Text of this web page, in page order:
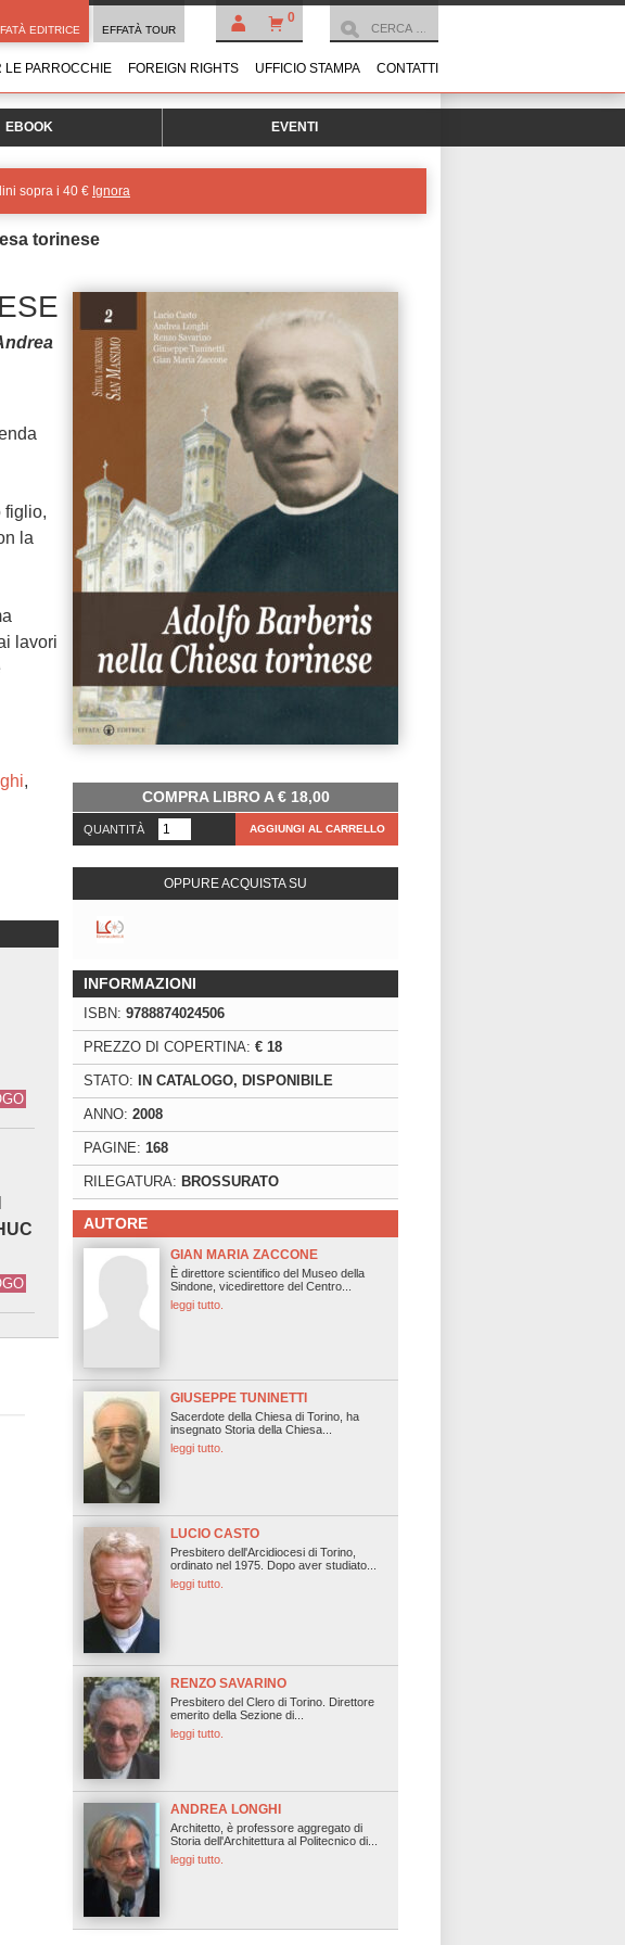
0
EDITRICE EFFATÀ TOUR
LE PARROCCHIE FOREIGN RIGHTS UFFICIO STAMPA CONTATTI
EBOOK EVENTI
sopra i 40 € Ignora
torinese
COMPRA LIBRO A€18,00
QUANTITÀ AGGIUNGI AL CARRELLO
OPPURE ACQUISTA SU
INFORMAZIONI
ISBN: 9788874024506
PREZZO DI COPERTINA: € 18
STATO: IN CATALOGO, DISPONIBILE
ANNO: 2008
PAGINE: 168
RILEGATURA: BROSSURATO
AUTORE
GIAN MARIA ZACCONE
È direttore scientifico del Museo della
Sindone, vicedirettore del Centro...
leggi tutto.
GIUSEPPE TUNINETTI
Sacerdote della Chiesa di Torino, ha
insegnato Storia della Chiesa...
leggi tutto.
LUCIO CASTO
Presbitero dell'Arcidiocesi di Torino,
ordinato nel 1975. Dopo aver studiato...
leggi tutto.
RENZO SAVARINO
Presbitero del Clero di Torino. Direttore
emerito della Sezione di...
leggi tutto.
ANDREA LONGHI
Architetto, è professore aggregato di
Storia dell'Architettura al Politecnico di...
leggi tutto.
figlio,
la
lavori
,